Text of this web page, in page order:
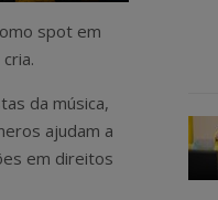
spot em
da música,
ajudam a
em direitos